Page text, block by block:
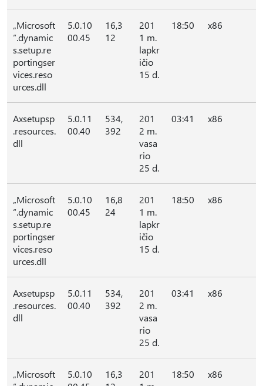
„Microsoft
“.dynamic
s.setup.re
portingser
vices.reso
urces.dll
5.0.10
00.45
16,3
12
201
1 m.
lapkr
ičio
15 d.
18:50 x86
Axsetupsp
.resources.
dll
5.0.11
00.40
534,
392
201
2 m.
vasa
rio
25 d.
03:41 x86
„Microsoft
“.dynamic
s.setup.re
portingser
vices.reso
urces.dll
5.0.10
00.45
16,8
24
201
1 m.
lapkr
ičio
15 d.
18:50 x86
Axsetupsp
.resources.
dll
5.0.11
00.40
534,
392
201
2 m.
vasa
rio
25 d.
03:41 x86
„Microsoft
5.0.10
16,3
201
18:50 x86